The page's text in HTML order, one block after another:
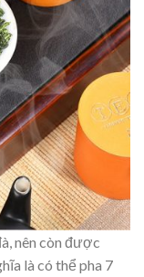
nên còn được
là có thể pha 7